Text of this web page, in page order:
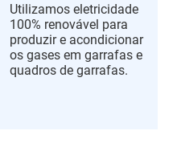
Utilizamos eletricidade
100% renovável para
produzir e acondicionar
os gases em garrafas e
quadros de garrafas.